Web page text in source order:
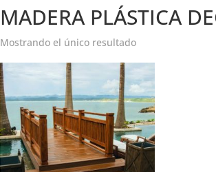
MADERA PLÁSTICA
Mostrando el único resultado